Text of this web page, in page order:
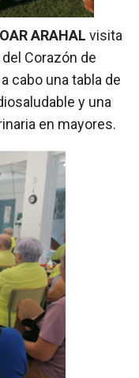
ARAHAL visita
Corazón de
cabo una tabla de
y una
en mayores.